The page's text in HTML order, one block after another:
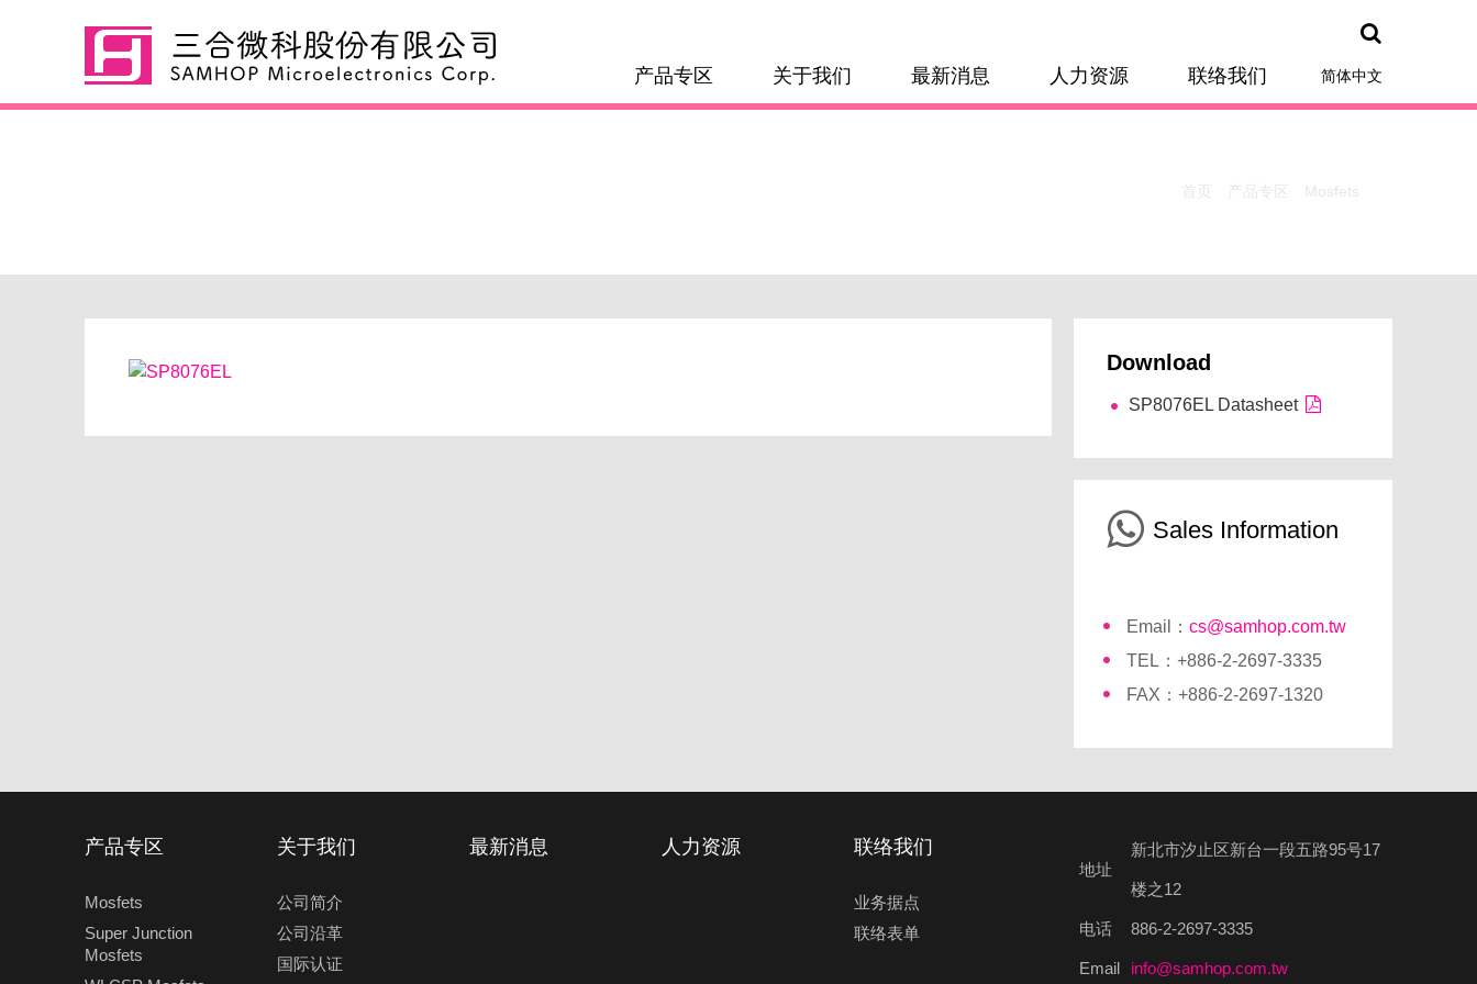
产品专区 关于我们 最新消息 人力资源 联络我们 简体中文
首页 产品专区 Mosfets
Download
SP8076EL Datasheet
Sales Information
Email： cs@samhop.com.tw
TEL：+886-2-2697-3335
FAX：+886-2-2697-1320
产品专区
Mosfets
Super Junction
Mosfets
关于我们
公司简介
公司沿革
国际认证
最新消息 人力资源 联络我们
业务据点
联络表单
地址
新北市汐止区新台一段五路95号17
楼之12
电话 886-2-2697-3335
Email info@samhop.com.tw